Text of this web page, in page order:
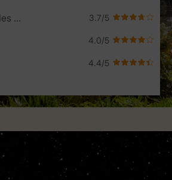
Convivialité pour les enfants